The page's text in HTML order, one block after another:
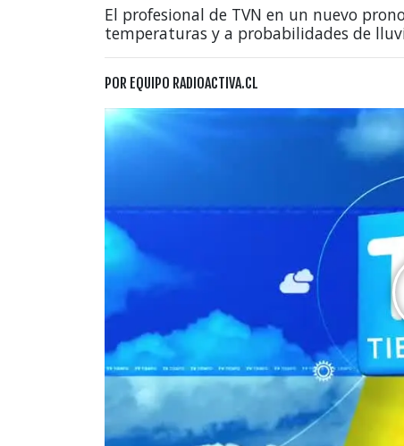
El profesional de TVN en un nuevo
temperaturas y a probabilidades de
POR EQUIPO RADIOACTIVA.CL